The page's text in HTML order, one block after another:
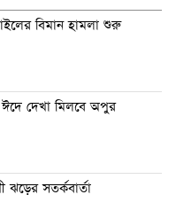
বিমান হামলা শুরু
দেখা মিলবে অপুর
ঝড়ের সতর্কবার্তা